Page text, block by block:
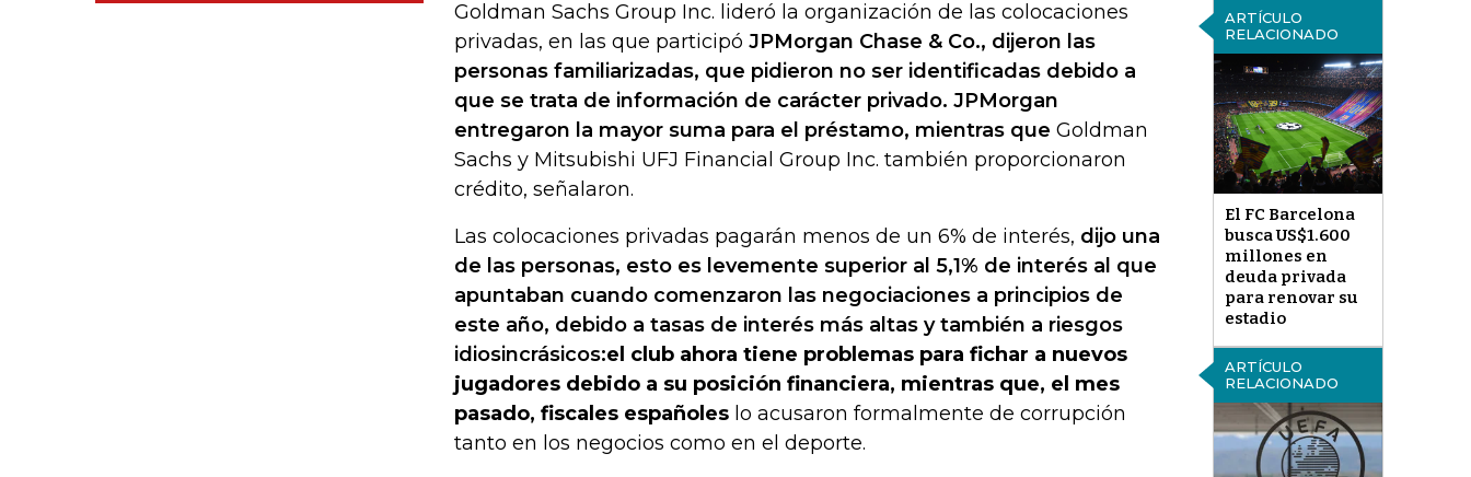
ARTÍCULO
RELACIONADO
El FC Barcelona
busca US$1.600
millones en
deuda privada
para renovar su
estadio
Goldman Sachs Group Inc. lideró la organización de las colocaciones
privadas, en las que participó JPMorgan Chase & Co., dijeron las
personas familiarizadas, que pidieron no ser identificadas debido a
que se trata de información de carácter privado. JPMorgan
entregaron la mayor suma para el préstamo, mientras que Goldman
Sachs y Mitsubishi UFJ Financial Group Inc. también proporcionaron
crédito, señalaron.
ARTÍCULO
RELACIONADO
Las colocaciones privadas pagarán menos de un 6% de interés, dijo una
de las personas, esto es levemente superior al 5,1% de interés al que
apuntaban cuando comenzaron las negociaciones a principios de
este año, debido a tasas de interés más altas y también a riesgos
idiosincrásicos:el club ahora tiene problemas para fichar a nuevos
jugadores debido a su posición financiera, mientras que, el mes
pasado, fiscales españoles lo acusaron formalmente de corrupción
tanto en los negocios como en el deporte.